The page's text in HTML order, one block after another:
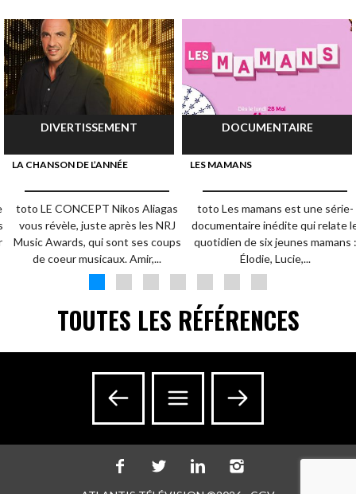
DIVERTISSEMENT
LA CHANSON DE L’ANNÉE
toto LE CONCEPT Nikos Aliagas
vous révèle, juste après les NRJ
Music Awards, qui sont ses coups
de coeur musicaux. Amir,...
DOCUMENTAIRE
LES MAMANS
toto Les mamans est une série-
documentaire inédite qui relate
quotidien de six jeunes mamans :
Élodie, Lucie,...
TOUTES LES RÉFÉRENCES